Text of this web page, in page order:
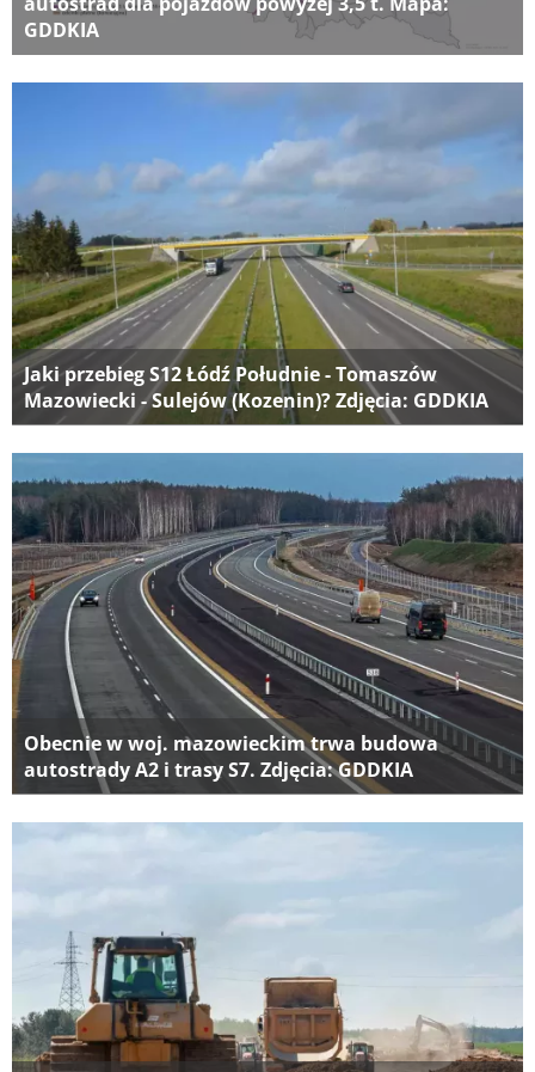
GDDKIA
Jaki przebieg S12 Łódź Południe - Tomaszów
Mazowiecki - Sulejów (Kozenin)? Zdjęcia: GDDKIA
Obecnie w woj. mazowieckim trwa budowa
autostrady A2 i trasy S7. Zdjęcia: GDDKIA